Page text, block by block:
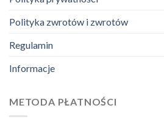
Polityka zwrotów i zwrotów
Regulamin
Informacje
METODA PŁATNOŚCI